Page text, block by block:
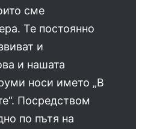
сме
Те постоянно
и
и нашата
носи името „В
Посредством
по пътя на